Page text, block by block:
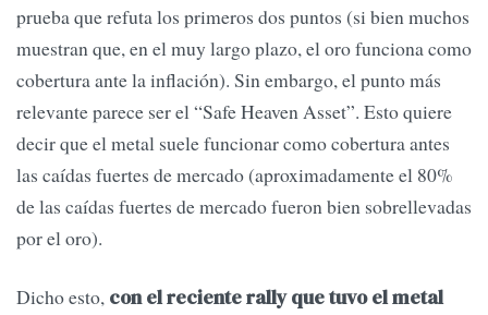
prueba que refuta los primeros dos puntos (si bien muchos
muestran que, en el muy largo plazo, el oro funciona como
cobertura ante la inflación). Sin embargo, el punto más
relevante parece ser el “Safe Heaven Asset”. Esto quiere
decir que el metal suele funcionar como cobertura antes
las caídas fuertes de mercado (aproximadamente el 80%
de las caídas fuertes de mercado fueron bien sobrellevadas
por el oro).
Dicho esto, con el reciente rally que tuvo el metal